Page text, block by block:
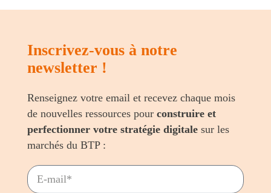
Inscrivez-vous à notre
newsletter !
Renseignez votre email et recevez chaque mois
de nouvelles ressources pour construire et
perfectionner votre stratégie digitalesur les
marchés du BTP :